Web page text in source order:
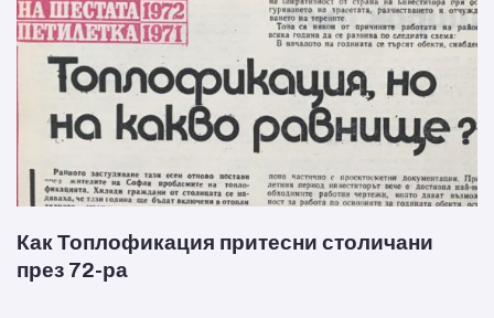
Как Топлофикация притесни столичани
през 72-ра